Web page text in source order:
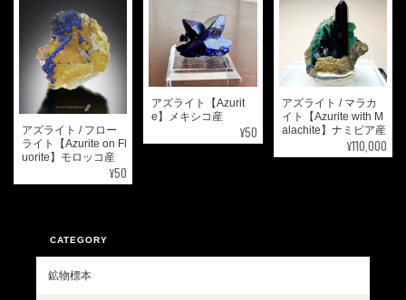
アズライト / フロー
ライト【Azurite on Fl
uorite】モロッコ産
¥50
アズライト【Azurit
e】メキシコ産
¥50
アズライト / マラカ
イト【Azurite with M
alachite】ナミビア産
¥110,000
CATEGORY
鉱物標本